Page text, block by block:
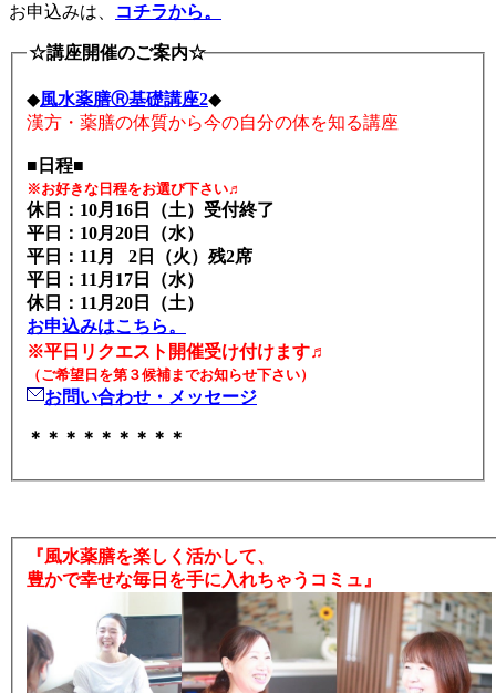
お申込みは、 コチラから。
☆講座開催のご案内☆
◆風水薬膳Ⓡ基礎講座2◆
漢方・薬膳の体質から今の自分の体を知る講座
■日程■
※お好きな日程をお選び下さい♬
休日：10月16日（土）受付終了
平日：10月20日（水）
平日：11月 2日（火）残2席
平日：11月17日（水）
休日：11月20日（土）
お申込みはこちら。
※平日リクエスト開催受け付けます♬
（ご希望日を第３候補までお知らせ下さい）
お問い合わせ・メッセージ
＊＊＊＊＊＊＊＊＊
『風水薬膳を楽しく活かして、
豊かで幸せな毎日を手に入れちゃうコミュ』